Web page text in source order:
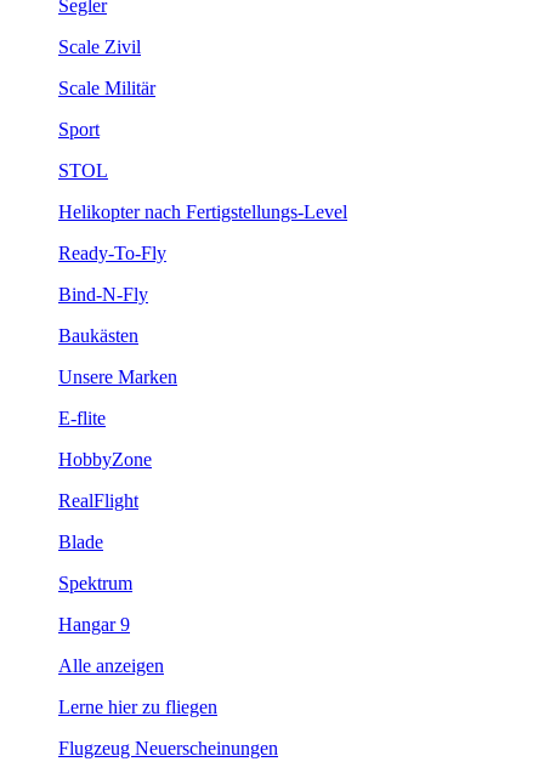
Segler
Scale Zivil
Scale Militär
Sport
STOL
Helikopter nach Fertigstellungs-Level
Ready-To-Fly
Bind-N-Fly
Baukästen
Unsere Marken
E-flite
HobbyZone
RealFlight
Blade
Spektrum
Hangar 9
Alle anzeigen
Lerne hier zu fliegen
Flugzeug Neuerscheinungen